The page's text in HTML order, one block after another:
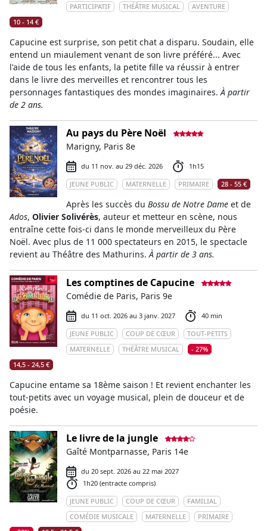
PARTICIPATIF
THÉÂTRE MUSICAL
AVENTURE
10 - 14 €
Capucine est surprise, son petit chat a disparu. Soudain, elle
entend un miaulement venant de son livre préféré... Avec
l'aide de tous les enfants, la petite fille va réussir à entrer
dans le livre des merveilles et rencontrer tous les
personnages fantastiques des mondes imaginaires.À partir
de 2 ans.
Au pays du Père Noël
Marigny, Paris 8e
du 11 nov. au 29 déc. 2026
1h15
JEUNE PUBLIC
MATERNELLE PRIMAIRE 28 - 55 €
Après les succès du Bossu de Notre Dame et de
Ados, Olivier Solivérès, auteur et metteur en scène, nous
entraîne cette fois-ci dans le monde merveilleux du Père
Noël. Avec plus de 11 000 spectateurs en 2015, le spectacle
revient au Théâtre des Mathurins.À partir de 3 ans.
Les comptines de Capucine
Comédie de Paris, Paris 9e
du 11 oct. 2026 au 3 janv. 2027
40 min
JEUNE PUBLIC
COUP DE CŒUR
TOUT-PETITS
MATERNELLE
THÉÂTRE MUSICAL
- 27%
14,5 - 24,5 €
Capucine entame sa 18ème saison ! Et revient enchanter les
tout-petits avec un voyage musical, plein de douceur et de
poésie.
Le livre de la jungle
Gaîté Montparnasse, Paris 14e
du 20 sept. 2026 au 22 mai 2027
1h20 (entracte compris)
JEUNE PUBLIC
COUP DE CŒUR
FAMILIAL
COMÉDIE MUSICALE
MATERNELLE
PRIMAIRE